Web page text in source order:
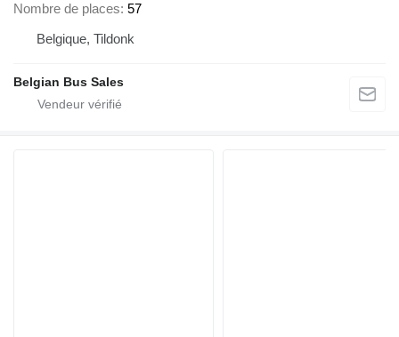
Nombre de places 57
Belgique, Tildonk
Belgian Bus Sales